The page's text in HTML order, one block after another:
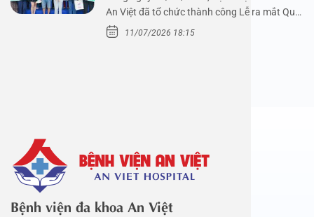
An Việt đã tổ chức thành công Lễ ra mắt Quỹ
Mầm Xanh…
11/07/2026 18:15
Bệnh viện đa khoa An Việt